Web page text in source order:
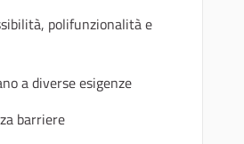
polifunzionalità e
a diverse esigenze
barriere